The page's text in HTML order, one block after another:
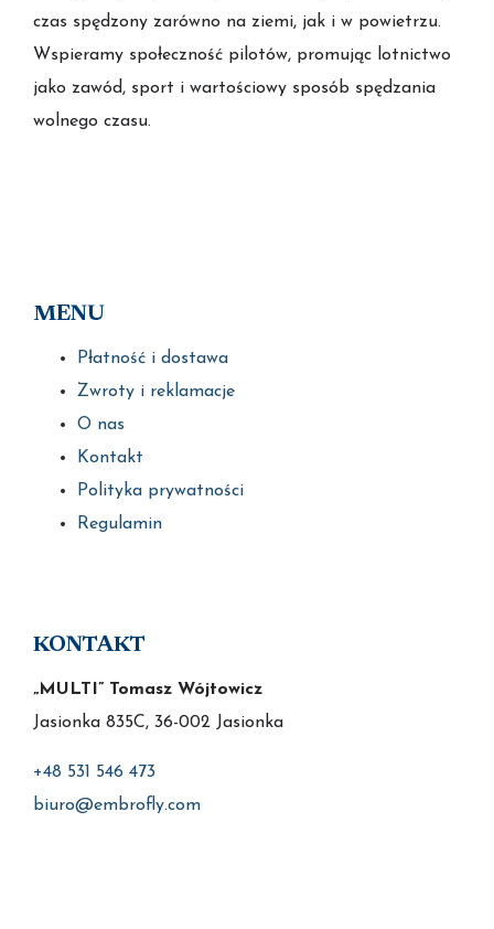
czas spędzony zarówno na ziemi, jak i w powietrzu.
Wspieramy społeczność pilotów, promując lotnictwo
jako zawód, sport i wartościowy sposób spędzania
wolnego czasu.
MENU
Płatność i dostawa
Zwroty i reklamacje
O nas
Kontakt
Polityka prywatności
Regulamin
KONTAKT
„MULTI” Tomasz Wójtowicz
Jasionka 835C, 36-002 Jasionka
+48 531 546 473
biuro@embrofly.com